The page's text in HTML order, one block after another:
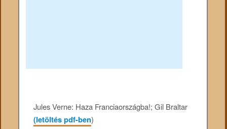
Jules Verne: Haza Franciaországba!; Gil Braltar
(letöltés pdf-ben)